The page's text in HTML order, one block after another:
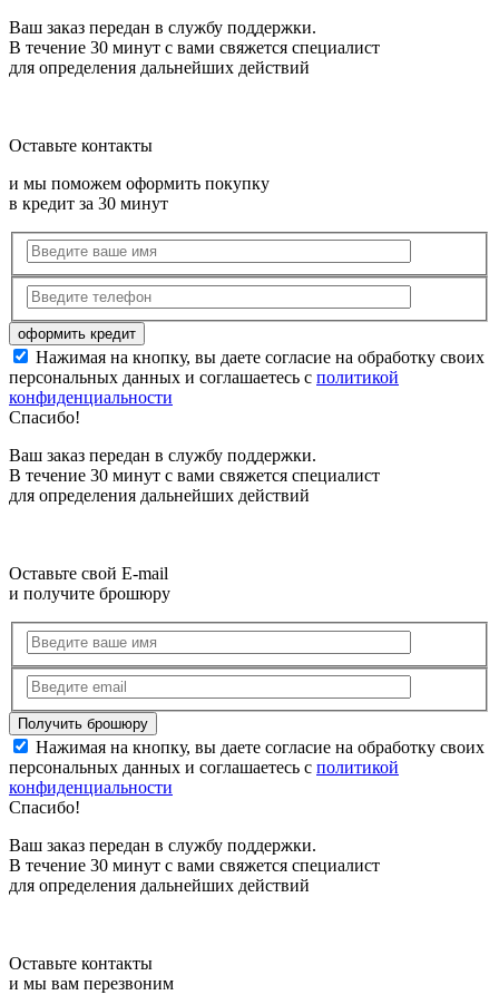
Ваш заказ передан в службу поддержки.
В течение 30 минут с вами свяжется специалист
для определения дальнейших действий
Оставьте контакты
и мы поможем оформить покупку
в кредит за 30 минут
Нажимая на кнопку, вы даете согласие на обработку своих
персональных данных и соглашаетесь с политикой
конфиденциальности
Спасибо!
Ваш заказ передан в службу поддержки.
В течение 30 минут с вами свяжется специалист
для определения дальнейших действий
Оставьте свой E-mail
и получите брошюру
Нажимая на кнопку, вы даете согласие на обработку своих
персональных данных и соглашаетесь с политикой
конфиденциальности
Спасибо!
Ваш заказ передан в службу поддержки.
В течение 30 минут с вами свяжется специалист
для определения дальнейших действий
Оставьте контакты
и мы вам перезвоним